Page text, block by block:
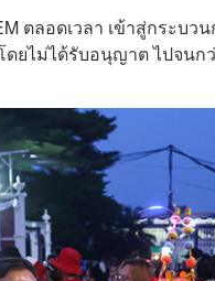
ตลอดเวลา เข้าสู่กระบ
ยไม่ได้รับอนุญาต ไปจน